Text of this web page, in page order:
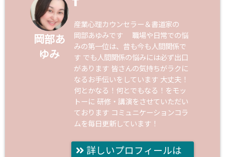
岡部あ
ゆみ
産業心理カウンセラー＆書道家の
岡部あゆみです 職場や日常での悩
みの第一位は、昔も今も人間関係で
す でも人間関係の悩みには必ず出口
があります 皆さんの気持ちがラクに
なるお手伝いをしています 大丈夫！
何とかなる！何とでもなる！をモッ
トーに 研修・講演をさせていただい
ております コミュニケーションコラ
ムを毎日更新しています！
詳しいプロフィールは